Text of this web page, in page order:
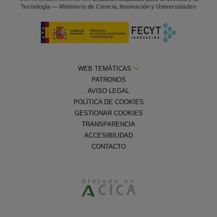
Tecnología — Ministerio de Ciencia, Innovación y Universidades
WEB TEMÁTICAS
PATRONOS
AVISO LEGAL
POLÍTICA DE COOKIES
GESTIONAR COOKIES
TRANSPARENCIA
ACCESIBILIDAD
CONTACTO